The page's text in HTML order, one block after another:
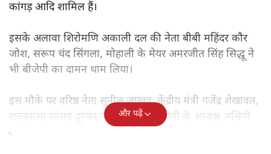
कांगड़ आदि शामिल हैं।
इसके अलावा शिरोमणि अकाली दल की नेता बीबी महिंदर कौर
जोश, सरूप चंद सिंगला, मोहाली के मेयर अमरजीत सिंह सिद्धू ने
भी बीजेपी का दामन थाम लिया।
इस मौके पर वरिष्ठ नेता सुनील जाखड़, केंद्रीय मंत्री गजेंद्र शेखावत,
राज्यसभा सांसद दुष्यंत गौतम, पंजाब बीजेपी के अध्यक्ष अश्विनी
शर्मा, राष्ट्रीय महासचिव तरुण चुघ व कई वरिष्ठ नेता मौजूद रहे।
और पढ़ें